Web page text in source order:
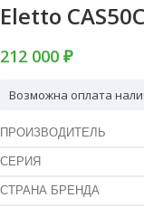
Eletto
212 000 ₽
Возможна оплата
ПРОИЗВОДИТЕЛЬ
СЕРИЯ
СТРАНА БРЕНДА